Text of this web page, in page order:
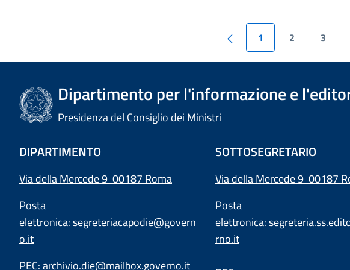
1 2 3
Dipartimento per l'informazione e
Presidenza del Consiglio dei Ministri
DIPARTIMENTO
Via della Mercede 9 00187 Roma
Posta
elettronica:segreteriacapodie@govern
o.it
PEC:archivio.die@mailbox.governo.it
SOTTOSEGRETARIO
Via della Mercede 9 00187
Posta
elettronica:
rno.it